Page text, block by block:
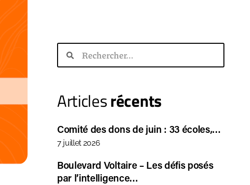
Articlesrécents
Comité des dons de juin : 33 écoles,…
7 juillet 2026
Boulevard Voltaire – Les défis posés
par l’intelligence…